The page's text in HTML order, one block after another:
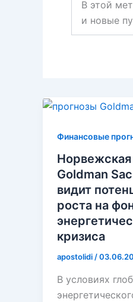
В этой
и новые
Финансовые
Норвежская
Goldman
видит
роста на
кризиса
apostolidi/
В условиях